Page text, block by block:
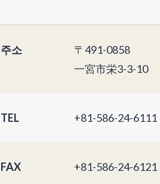
주소
〒491-0858
一宮市栄3-3-10
TEL +81-586-24-6111
FAX +81-586-24-6121